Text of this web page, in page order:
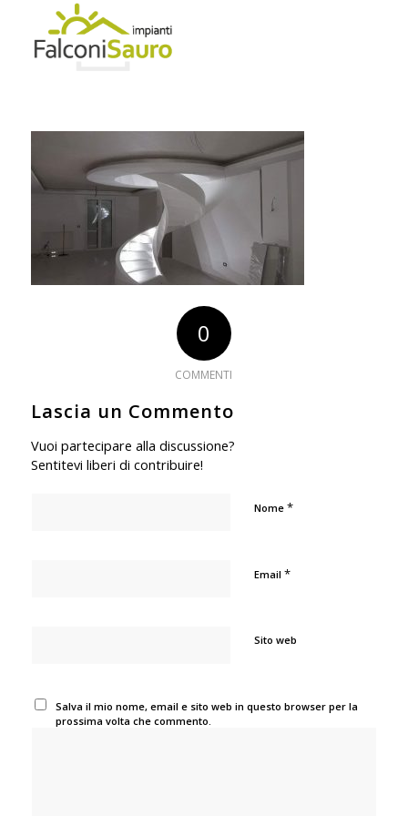
0
COMMENTI
Lascia un Commento
Vuoi partecipare alla discussione?
Sentitevi liberi di contribuire!
Nome *
Email *
Sito web
Salva il mio nome, email e sito web in questo browser per la
prossima volta che commento.